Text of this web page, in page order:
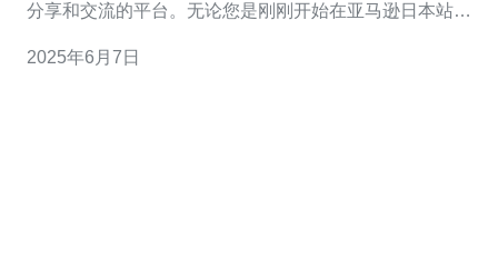
分享和交流的平台。无论您是刚刚开始在亚马逊日本站销
群体都能为您提供宝贵的经验和建议。 在亚马逊日本站卖
2025年6月7日